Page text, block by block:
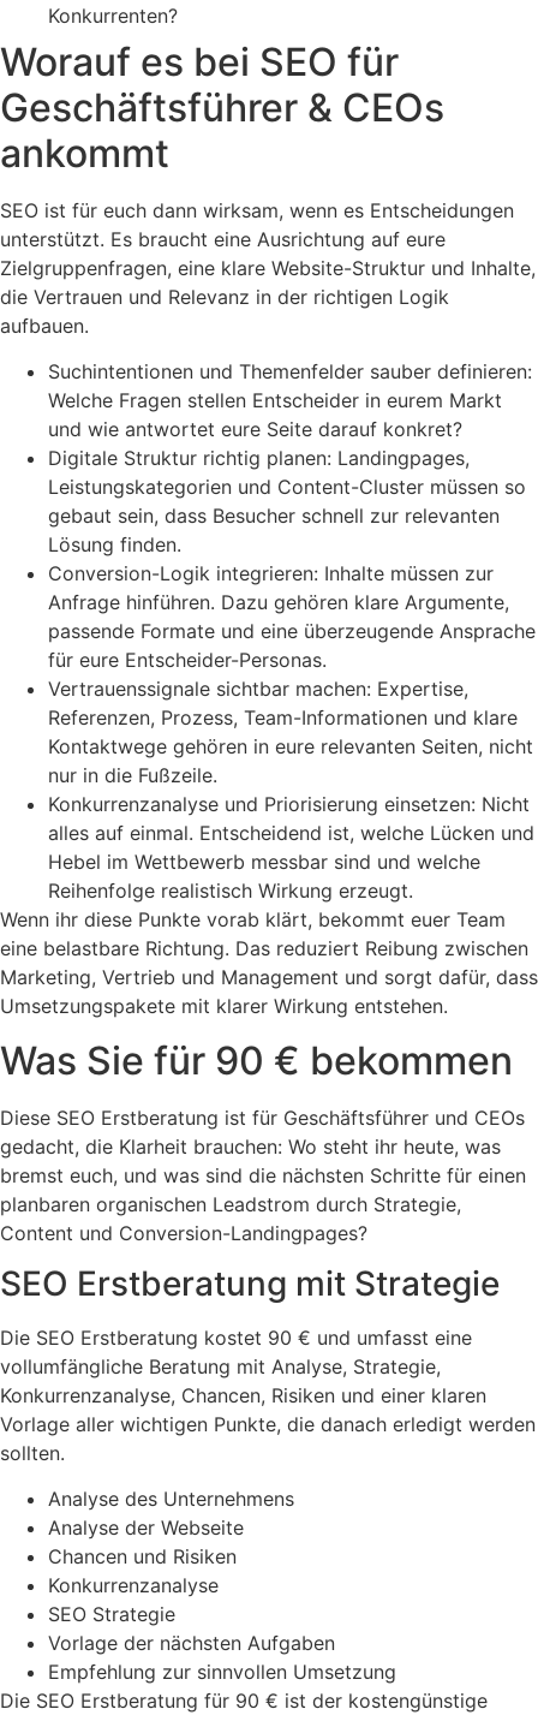
Konkurrenten?
Worauf es bei SEO für
Geschäftsführer & CEOs
ankommt
SEO ist für euch dann wirksam, wenn es Entscheidungen
unterstützt. Es braucht eine Ausrichtung auf eure
Zielgruppenfragen, eine klare Website-Struktur und Inhalte,
die Vertrauen und Relevanz in der richtigen Logik
aufbauen.
Suchintentionen und Themenfelder sauber definieren:
Welche Fragen stellen Entscheider in eurem Markt
und wie antwortet eure Seite darauf konkret?
Digitale Struktur richtig planen: Landingpages,
Leistungskategorien und Content-Cluster müssen so
gebaut sein, dass Besucher schnell zur relevanten
Lösung finden.
Conversion-Logik integrieren: Inhalte müssen zur
Anfrage hinführen. Dazu gehören klare Argumente,
passende Formate und eine überzeugende Ansprache
für eure Entscheider-Personas.
Vertrauenssignale sichtbar machen: Expertise,
Referenzen, Prozess, Team-Informationen und klare
Kontaktwege gehören in eure relevanten Seiten, nicht
nur in die Fußzeile.
Konkurrenzanalyse und Priorisierung einsetzen: Nicht
alles auf einmal. Entscheidend ist, welche Lücken und
Hebel im Wettbewerb messbar sind und welche
Reihenfolge realistisch Wirkung erzeugt.
Wenn ihr diese Punkte vorab klärt, bekommt euer Team
eine belastbare Richtung. Das reduziert Reibung zwischen
Marketing, Vertrieb und Management und sorgt dafür, dass
Umsetzungspakete mit klarer Wirkung entstehen.
Was Sie für 90 € bekommen
Diese SEO Erstberatung ist für Geschäftsführer und CEOs
gedacht, die Klarheit brauchen: Wo steht ihr heute, was
bremst euch, und was sind die nächsten Schritte für einen
planbaren organischen Leadstrom durch Strategie,
Content und Conversion-Landingpages?
SEO Erstberatung mit Strategie
Die SEO Erstberatung kostet 90 € und umfasst eine
vollumfängliche Beratung mit Analyse, Strategie,
Konkurrenzanalyse, Chancen, Risiken und einer klaren
Vorlage aller wichtigen Punkte, die danach erledigt werden
sollten.
Analyse des Unternehmens
Analyse der Webseite
Chancen und Risiken
Konkurrenzanalyse
SEO Strategie
Vorlage der nächsten Aufgaben
Empfehlung zur sinnvollen Umsetzung
Die SEO Erstberatung für 90 € ist der kostengünstige